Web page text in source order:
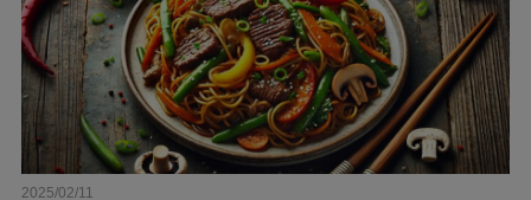
2025/02/11